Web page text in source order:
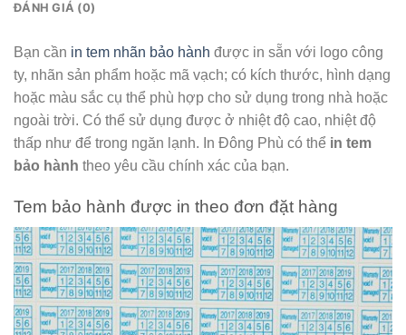
ĐÁNH GIÁ (0)
Bạn cần in tem nhãn bảo hành được in sẵn với logo công
ty, nhãn sản phẩm hoặc mã vạch; có kích thước, hình dạng
hoặc màu sắc cụ thể phù hợp cho sử dụng trong nhà hoặc
ngoài trời. Có thể sử dụng được ở nhiệt độ cao, nhiệt độ
thấp như để trong ngăn lạnh. In Đông Phù có thể in tem
bảo hành theo yêu cầu chính xác của bạn.
Tem bảo hành được in theo đơn đặt hàng